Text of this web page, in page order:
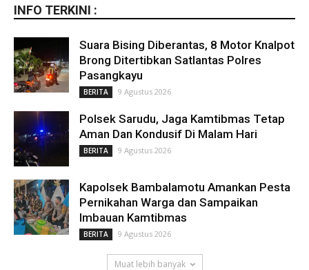
INFO TERKINI :
Suara Bising Diberantas, 8 Motor Knalpot
Brong Ditertibkan Satlantas Polres
Pasangkayu
BERITA 9 Agustus 2026
Polsek Sarudu, Jaga Kamtibmas Tetap
Aman Dan Kondusif Di Malam Hari
BERITA 9 Agustus 2026
Kapolsek Bambalamotu Amankan Pesta
Pernikahan Warga dan Sampaikan
Imbauan Kamtibmas
BERITA 9 Agustus 2026
Muat lebih banyak